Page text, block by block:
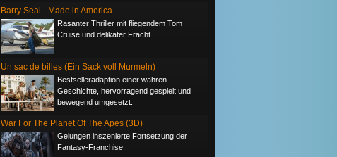
Barry Seal - Made in America
Rasanter Thriller mit fliegendem Tom
Cruise und delikater Fracht.
Un sac de billes (Ein Sack voll Murmeln)
Bestselleradaption einer wahren
Geschichte, hervorragend gespielt und
bewegend umgesetzt.
War For The Planet Of The Apes (3D)
Gelungen inszenierte Fortsetzung der
Fantasy-Franchise.